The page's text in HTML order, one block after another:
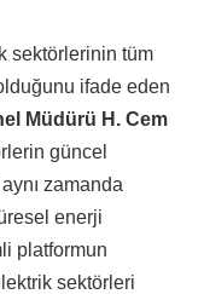
sektörlerinin tüm
ifade eden
Müdürü H. Cem
güncel
zamanda
enerji
platformun
sektörleri